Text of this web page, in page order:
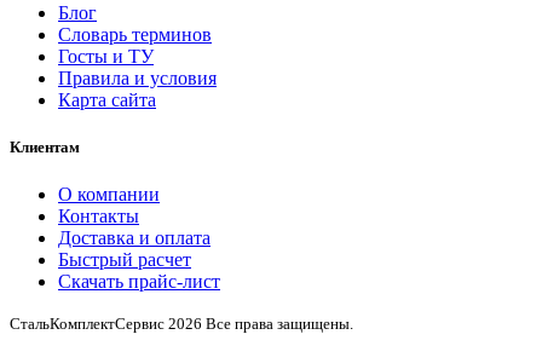
Блог
Словарь терминов
Госты и ТУ
Правила и условия
Карта сайта
Клиентам
О компании
Контакты
Доставка и оплата
Быстрый расчет
Скачать прайс-лист
СтальКомплектСервис 2026 Все права защищены.